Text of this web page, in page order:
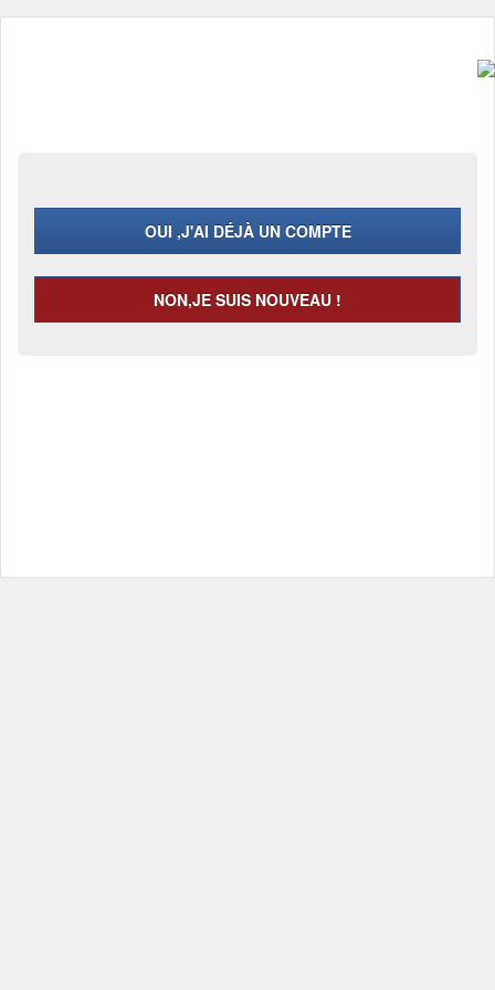
OUI ,J'AI DÉJÀ UN COMPTE
NON,JE SUIS NOUVEAU !